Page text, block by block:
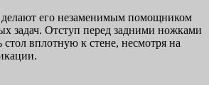
его незаменимым помощником
задач. Отступ перед задними ножками
стол вплотную к стене, несмотря на